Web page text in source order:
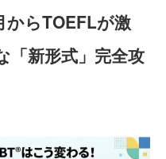
からTOEFLが激
「新形式」完全攻